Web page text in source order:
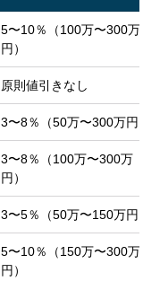
5〜10％（100万〜300万
円）
原則値引きなし
3〜8％（50万〜300万円
3〜8％（100万〜300万
円）
3〜5％（50万〜150万円
5〜10％（150万〜300万
円）